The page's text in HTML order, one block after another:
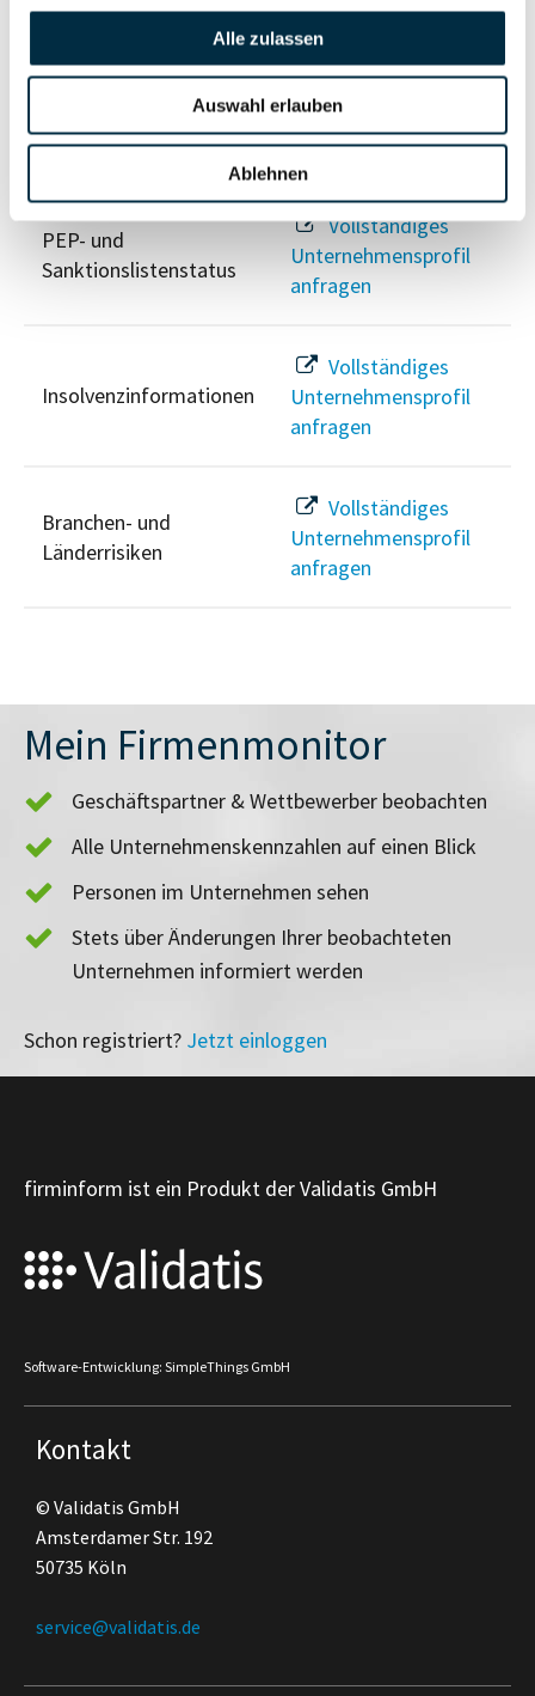
Alle zulassen
Auswahl erlauben
Ablehnen
Berechtigten Pfad
anfragen
Risikoinformationen
PEP- und
Sanktionslistenstatus
Vollständiges
Unternehmensprofil
anfragen
Insolvenzinformationen
Vollständiges
Unternehmensprofil
anfragen
Branchen- und
Länderrisiken
Vollständiges
Unternehmensprofil
anfragen
Mein Firmenmonitor
Geschäftspartner & Wettbewerber beobachten
Alle Unternehmenskennzahlen auf einen Blick
Personen im Unternehmen sehen
Stets über Änderungen Ihrer beobachteten
Unternehmen informiert werden
Schon registriert? Jetzt einloggen
firminform ist ein Produkt der Validatis GmbH
Software-Entwicklung: SimpleThings GmbH
Kontakt
© Validatis GmbH
Amsterdamer Str. 192
50735 Köln
service@validatis.de